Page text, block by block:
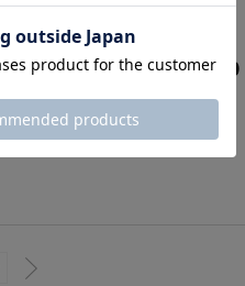
（0）
¥1,870
カートに入れる